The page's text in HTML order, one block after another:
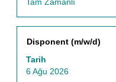
Başlık
Disponent (m/w/d)
Tarih
6 Ağu 2026
İş
tam
içeriğini